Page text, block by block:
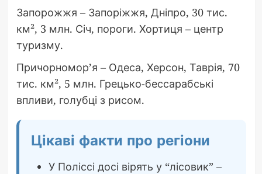
Запорожжя – Запоріжжя, Дніпро, 30 тис.
км², 3 млн. Січ, пороги. Хортиця – центр
туризму.
Причорномор’я – Одеса, Херсон, Таврія, 70
тис. км², 5 млн. Грецько-бессарабські
впливи, голубці з рисом.
Цікаві факти про регіони
У Поліссі досі вірять у “лісовик” –